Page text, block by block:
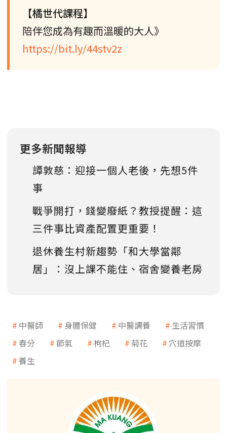
【橘世代課程】
陪伴您成為有趣而溫暖的大人》
https://bit.ly/44stv2z
更多新聞報導
譚敦慈：迎接一個人老後，先想5件
事
戰爭開打，錢變廢紙？教授提醒：這
三件事比資產配置更重要！
退休養生村新趨勢「和大學當鄰
居」：沒上課不能住、宿舍變養老房
中醫師 身體保健 中醫調養
生活習慣
春分
節氣 枸杞 菊花
穴道按摩
養生